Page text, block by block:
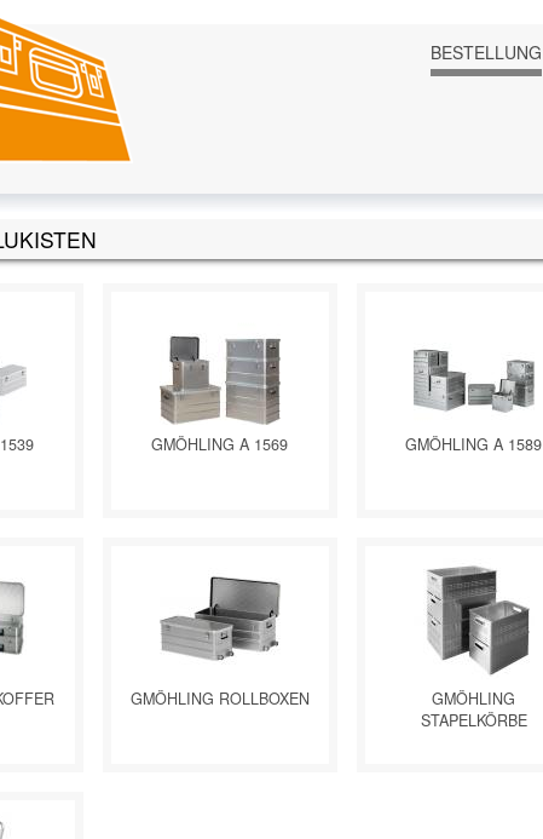
BESTELLUNG
GMÖHLING A 1569 GMÖHLING A 1589
GMÖHLING ROLLBOXEN
GMÖHLING
STAPELKÖRBE